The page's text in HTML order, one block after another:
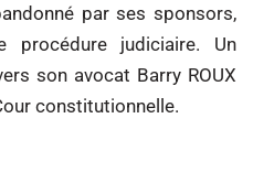
par ses sponsors,
judiciaire. Un
son avocat Barry ROUX
constitutionnelle.